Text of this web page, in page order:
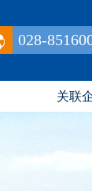
028-
关联